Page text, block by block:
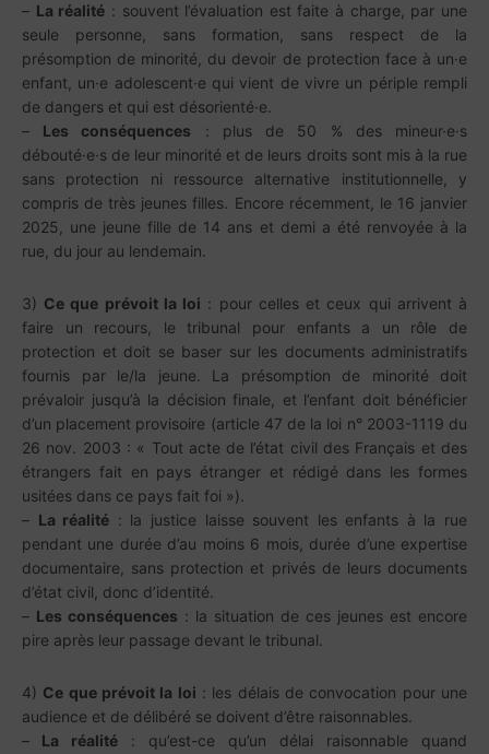
– La réalité : souvent l’évaluation est faite à charge, par une
seule personne, sans formation, sans respect de la
présomption de minorité, du devoir de protection face à un·e
enfant, un·e adolescent·e qui vient de vivre un périple rempli
de dangers et qui est désorienté·e.
– Les conséquences : plus de 50 % des mineur·e·s
débouté·e·s de leur minorité et de leurs droits sont mis à la rue
sans protection ni ressource alternative institutionnelle, y
compris de très jeunes filles. Encore récemment, le 16 janvier
2025, une jeune fille de 14 ans et demi a été renvoyée à la
rue, du jour au lendemain.
3) Ce que prévoit la loi : pour celles et ceux qui arrivent à
faire un recours, le tribunal pour enfants a un rôle de
protection et doit se baser sur les documents administratifs
fournis par le/la jeune. La présomption de minorité doit
prévaloir jusqu’à la décision finale, et l’enfant doit bénéficier
d’un placement provisoire (article 47 de la loi n° 2003-1119 du
26 nov. 2003 : « Tout acte de l’état civil des Français et des
étrangers fait en pays étranger et rédigé dans les formes
usitées dans ce pays fait foi »).
– La réalité : la justice laisse souvent les enfants à la rue
pendant une durée d’au moins 6 mois, durée d’une expertise
documentaire, sans protection et privés de leurs documents
d’état civil, donc d’identité.
– Les conséquences : la situation de ces jeunes est encore
pire après leur passage devant le tribunal.
4) Ce que prévoit la loi : les délais de convocation pour une
audience et de délibéré se doivent d’être raisonnables.
– La réalité : qu’est-ce qu’un délai raisonnable quand